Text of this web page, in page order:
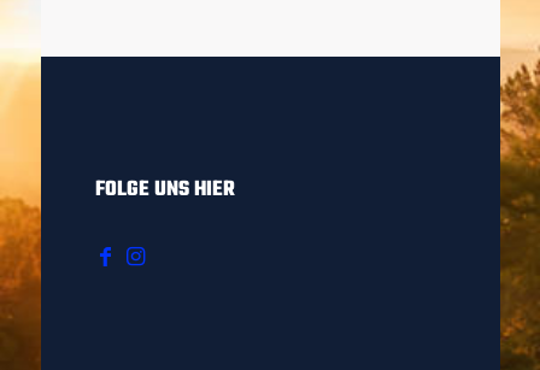
FOLGE UNS HIER